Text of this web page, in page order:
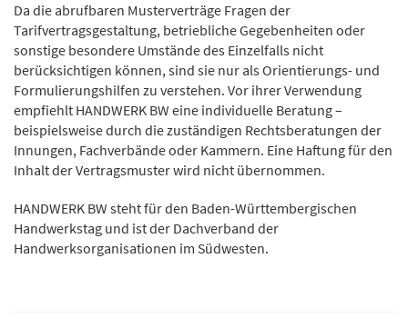
Da die abrufbaren Musterverträge Fragen der
Tarifvertragsgestaltung, betriebliche Gegebenheiten oder
sonstige besondere Umstände des Einzelfalls nicht
berücksichtigen können, sind sie nur als Orientierungs- und
Formulierungshilfen zu verstehen. Vor ihrer Verwendung
empfiehlt HANDWERK BW eine individuelle Beratung –
beispielsweise durch die zuständigen Rechtsberatungen der
Innungen, Fachverbände oder Kammern. Eine Haftung für den
Inhalt der Vertragsmuster wird nicht übernommen.
HANDWERK BW steht für den Baden-Württembergischen
Handwerkstag und ist der Dachverband der
Handwerksorganisationen im Südwesten.